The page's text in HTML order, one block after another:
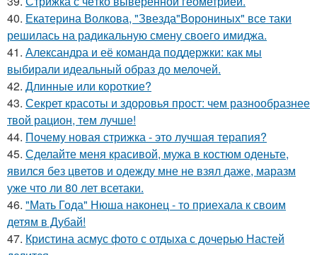
40. Екатерина Волкова, "Звезда"Ворониных" все таки
решилась на радикальную смену своего имиджа.
41. Александра и её команда поддержки: как мы
выбирали идеальный образ до мелочей.
42. Длинные или короткие?
43. Секрет красоты и здоровья прост: чем разнообразнее
твой рацион, тем лучше!
44. Почему новая стрижка - это лучшая терапия?
45. Сделайте меня красивой, мужа в костюм оденьте,
явился без цветов и одежду мне не взял даже, маразм
уже что ли 80 лет всетаки.
46. "Мать Года" Нюша наконец - то приехала к своим
детям в Дубай!
47. Кристина асмус фото с отдыха с дочерью Настей